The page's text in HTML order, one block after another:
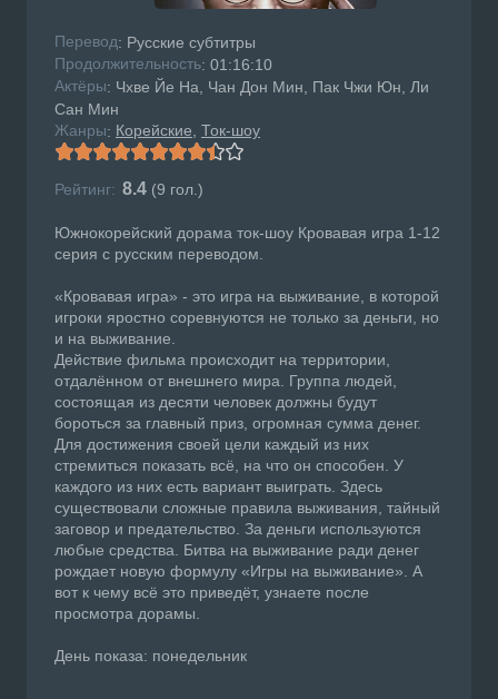
Перевод: Русские субтитры
Продолжительность: 01:16:10
Актёры: Чхве Йе На, Чан Дон Мин, Пак Чжи Юн, Ли
Сан Мин
Жанры: Корейские Ток-шоу
Рейтинг: 8.4 (9 гол.)
Южнокорейский дорама ток-шоу Кровавая игра 1-12
серия с русским переводом.
«Кровавая игра» - это игра на выживание, в которой
игроки яростно соревнуются не только за деньги, но
и на выживание.
Действие фильма происходит на территории,
отдалённом от внешнего мира. Группа людей,
состоящая из десяти человек должны будут
бороться за главный приз, огромная сумма денег.
Для достижения своей цели каждый из них
стремиться показать всё, на что он способен. У
каждого из них есть вариант выиграть. Здесь
существовали сложные правила выживания, тайный
заговор и предательство. За деньги используются
любые средства. Битва на выживание ради денег
рождает новую формулу «Игры на выживание». А
вот к чему всё это приведёт, узнаете после
просмотра дорамы.
День показа: понедельник